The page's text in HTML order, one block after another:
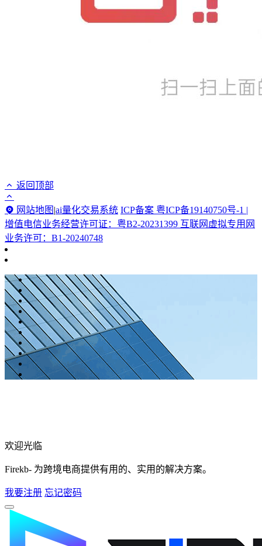
返回顶部
网站地图 |ai量化交易系统 ICP备案 粤ICP备19140750号-1 |
增值电信业务经营许可证：粤B2-20231399 互联网虚拟专用网
业务许可：B1-20240748
欢迎光临
Firekb- 为跨境电商提供有用的、实用的解决方案。
我要注册 忘记密码